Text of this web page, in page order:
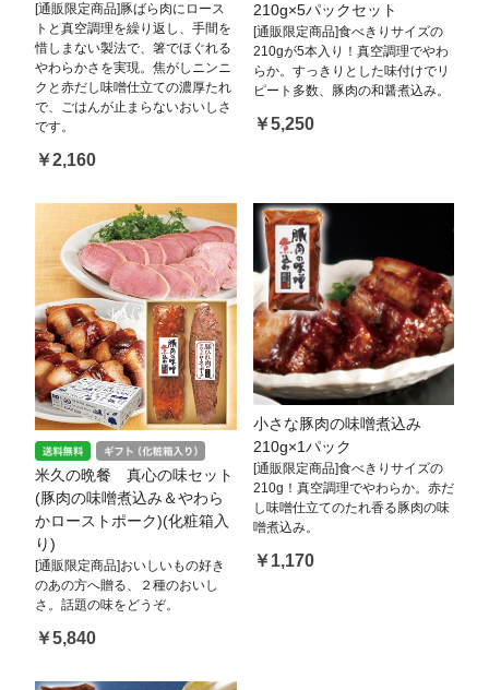
[通販限定商品]豚ばら肉にロース
トと真空調理を繰り返し、手間を
惜しまない製法で、箸でほぐれる
やわらかさを実現。焦がしニンニ
クと赤だし味噌仕立ての濃厚たれ
で、ごはんが止まらないおいしさ
です。
￥2,160
210g×5パックセット
[通販限定商品]食べきりサイズの
210gが5本入り！真空調理でやわ
らか。すっきりとした味付けでリ
ピート多数、豚肉の和醤煮込み。
￥5,250
米久の晩餐 真心の味セット
(豚肉の味噌煮込み＆やわら
かローストポーク)(化粧箱入
り)
[通販限定商品]おいしいもの好き
のあの方へ贈る、２種のおいし
さ。話題の味をどうぞ。
￥5,840
小さな豚肉の味噌煮込み
210g×1パック
[通販限定商品]食べきりサイズの
210g！真空調理でやわらか。赤だ
し味噌仕立てのたれ香る豚肉の味
噌煮込み。
￥1,170